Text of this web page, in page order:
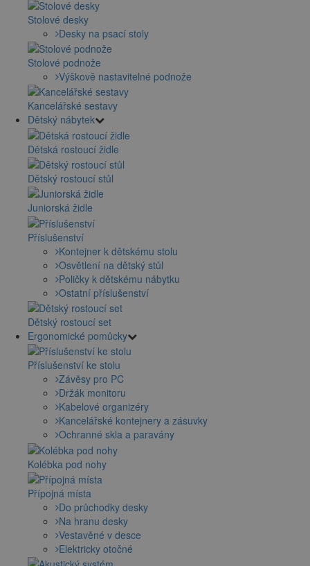
Stolové desky
Desky na psací stoly
Stolové podnože
Výškově nastavitelné podnože
Kancelářské sestavy
Dětský nábytek
Dětská rostoucí židle
Dětský rostoucí stůl
Juniorská židle
Příslušenství
Kontejner k dětskému stolu
Osvětlení na dětský stůl
Poličky k dětskému nábytku
Ostatní příslušenství
Dětský rostoucí set
Ergonomické pomůcky
Příslušenství ke stolu
Závěsy pro PC
Držák monitoru
Kabelové organizéry
Kancelářské kontejnery a zásuvky
Ochranné skla a paravány
Kolébka pod nohy
Přípojná místa
Do průchodky desky
Na hranu desky
Vestavěné v desce
Elektricky otočné